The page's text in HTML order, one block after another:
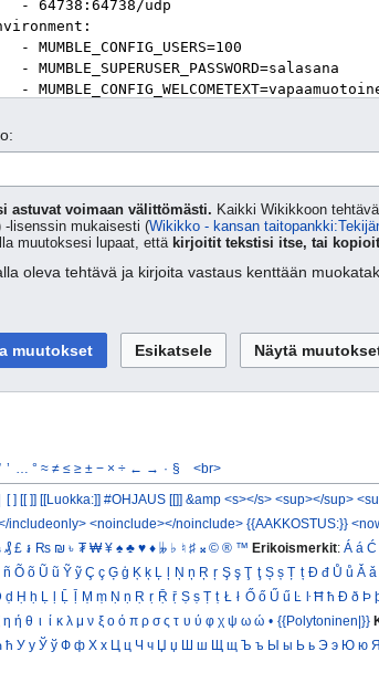
astuvat voimaan välittömästi. Kaikki Wikikkoon
-lisenssin mukaisesti (Wikikko - kansan
muutoksesi lupaat, että kirjoitit tekstisi itse, tai
oleva tehtävä ja kirjoita vastaus kenttään
’ ° ≈ ≠ ≤ ≥ ± − × ÷ ← → · § <br>
[ ] [[ ]] [[Luokka:]] #OHJAUS [[]] &amp <s></s> <sup></sup>
includeonly> <noinclude></noinclude> {{AAKKOSTUS:}}
₰ £ ៛ ₨ ₪ ৳ ₮ ₩ ¥ ♠ ♣ ♥ ♦ 𝄫 ♭ ♮ ♯ 𝄪 © ® ™ Erikoismerkit:Á á Ć
ñ Õ õ Ũ ũ Ỹ ỹ Ç ç Ģ ģ Ķ ķ Ļ ļ Ņ ņ Ŗ ŗ Ş ş Ţ ţ Ș ș Ț ț Đ đ Ů ů Ǎ ǎ
ḍ Ḥ ḥ Ḷ ḷ Ḹ ḹ Ṃ ṃ Ṇ ṇ Ṛ ṛ Ṝ ṝ Ṣ ṣ Ṭ ṭ Ł ł Ő ő Ű ű Ŀ ŀ Ħ ħ Ð ð Þ
η ή θ ι ί κ λ μ ν ξ ο ό π ρ σ ς τ υ ύ φ χ ψ ω ώ • {{Polytoninen|}}
ћ У у Ў ў Ф ф Х х Ц ц Ч ч Џ џ Ш ш Щ щ Ъ ъ Ы ы Ь ь Э э Ю ю Я